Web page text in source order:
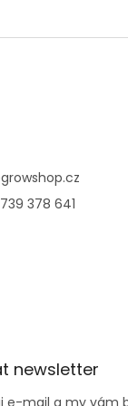
growshop.cz
378 641
newsletter
e-mail a my vám